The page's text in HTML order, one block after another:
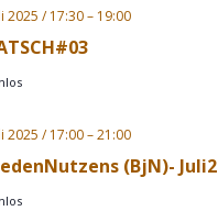
2025 / 17:30– 19:00
(BjN)- Juli2
2025 / 17:00–21:00